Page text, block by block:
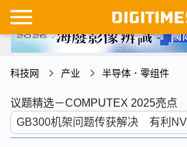
科技网 产业 半导体．零组件
议题精选－COMPUTEX 2025亮点